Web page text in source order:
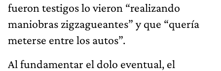
fueron testigos lo vieron “realizando
maniobras zigzagueantes” y que “quería
meterse entre los autos”.
Al fundamentar el dolo eventual, el